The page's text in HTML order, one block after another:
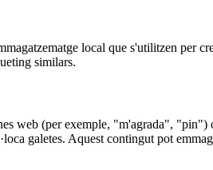
local que s'utilitzen per
similars.
web (per exemple, "m'agrada",
galetes. Aquest contingut pot